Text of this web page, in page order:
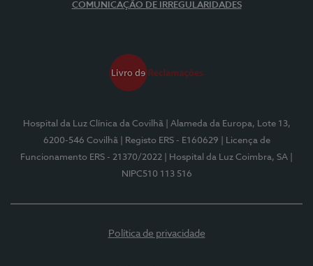
COMUNICAÇÃO DE IRREGULARIDADES
Hospital da Luz Clínica da Covilhã
| Alameda da Europa, Lote 13,
6200-546 Covilhã
| Registo ERS - E160629
| Licença de
Funcionamento ERS - 21370/2022
| Hospital da Luz Coimbra, SA
NIPC510 113 516
Política de privacidade